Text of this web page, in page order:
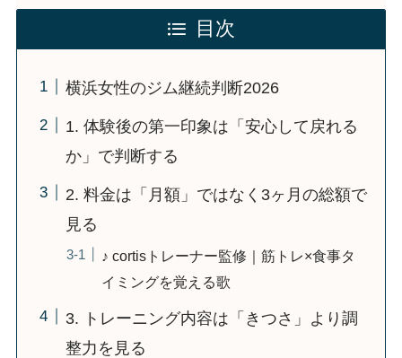
目次
横浜女性のジム継続判断2026
1. 体験後の第一印象は「安心して戻れる
か」で判断する
2. 料金は「月額」ではなく3ヶ月の総額で
見る
♪ cortisトレーナー監修｜筋トレ×食事タ
イミングを覚える歌
3. トレーニング内容は「きつさ」より調
整力を見る